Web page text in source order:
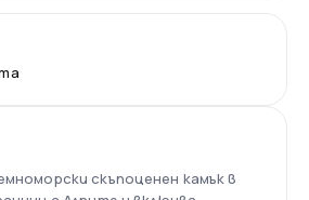
скъпоценен камък в